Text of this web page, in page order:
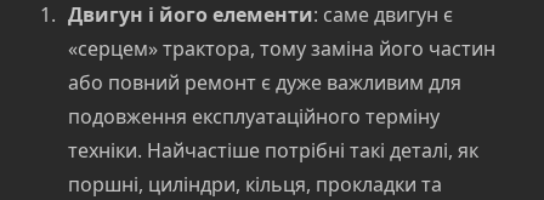
Двигун і його елементи: саме двигун є
«серцем» трактора, тому заміна його частин
або повний ремонт є дуже важливим для
подовження експлуатаційного терміну
техніки. Найчастіше потрібні такі деталі, як
поршні, циліндри, кільця, прокладки та